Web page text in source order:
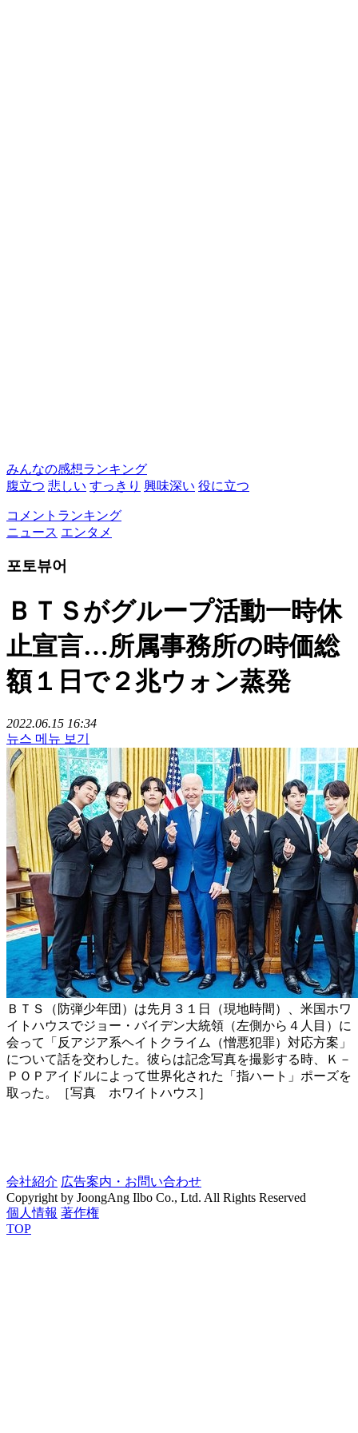
みんなの感想ランキング
腹立つ 悲しい すっきり 興味深い 役に立つ
コメントランキング
ニュース エンタメ
포토뷰어
ＢＴＳがグループ活動一時休
止宣言…所属事務所の時価総
額１日で２兆ウォン蒸発
2022.06.15 16:34
뉴스 메뉴 보기
ＢＴＳ（防弾少年団）は先月３１日（現地時間）、米国ホワ
イトハウスでジョー・バイデン大統領（左側から４人目）に
会って「反アジア系ヘイトクライム（憎悪犯罪）対応方案」
について話を交わした。彼らは記念写真を撮影する時、Ｋ－
ＰＯＰアイドルによって世界化された「指ハート」ポーズを
取った。［写真 ホワイトハウス］
会社紹介 広告案内・お問い合わせ
Copyright by JoongAng Ilbo Co., Ltd. All Rights Reserved
個人情報 著作権
TOP